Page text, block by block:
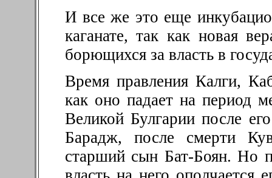
И все же это еще
каганате, так как новая
борющихся за власть в
Время правления Калги,
как оно падает на период
Великой Булгарии после
Барадж, после смерти
старший сын Бат-Боян. Но